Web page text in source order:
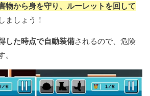
物から身を守り、ルーレットを回して
しましょう！
した時点で自動装備されるので、危険